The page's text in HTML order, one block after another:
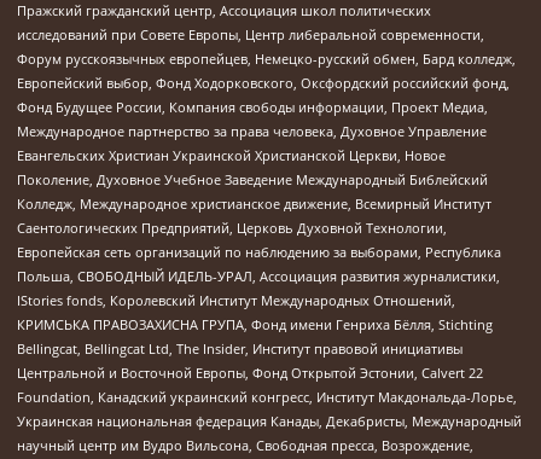
Пражский гражданский центр, Ассоциация школ политических
исследований при Совете Европы, Центр либеральной современности,
Форум русскоязычных европейцев, Немецко-русский обмен, Бард колледж,
Европейский выбор, Фонд Ходорковского, Оксфордский российский фонд,
Фонд Будущее России, Компания свободы информации, Проект Медиа,
Международное партнерство за права человека, Духовное Управление
Евангельских Христиан Украинской Христианской Церкви, Новое
Поколение, Духовное Учебное Заведение Международный Библейский
Колледж, Международное христианское движение, Всемирный Институт
Саентологических Предприятий, Церковь Духовной Технологии,
Европейская сеть организаций по наблюдению за выборами, Республика
Польша, СВОБОДНЫЙ ИДЕЛЬ-УРАЛ, Ассоциация развития журналистики,
IStories fonds, Королевский Институт Международных Отношений,
КРИМСЬКА ПРАВОЗАХИСНА ГРУПА, Фонд имени Генриха Бёлля, Stichting
Bellingcat, Bellingcat Ltd, The Insider, Институт правовой инициативы
Центральной и Восточной Европы, Фонд Открытой Эстонии, Calvert 22
Foundation, Канадский украинский конгресс, Институт Макдональда-Лорье,
Украинская национальная федерация Канады, Декабристы, Международный
научный центр им Вудро Вильсона, Свободная пресса, Возрождение,